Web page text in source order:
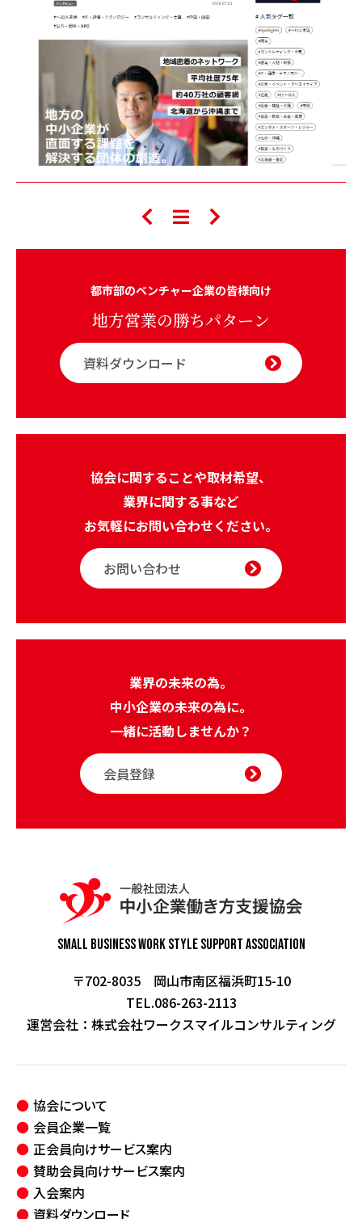
都市部のベンチャー企業の皆様向け
地方営業の勝ちパターン
資料ダウンロード
協会に関することや取材希望、
業界に関する事など
お気軽にお問い合わせください。
お問い合わせ
業界の未来の為。
中小企業の未来の為に。
一緒に活動しませんか？
会員登録
Small Business Work StyleSupport Association
〒702-8035 岡山市南区福浜町15-10
TEL.086-263-2113
運営会社： 株式会社ワークスマイルコンサルティング
協会について
会員企業一覧
正会員向けサービス案内
賛助会員向けサービス案内
入会案内
資料ダウンロード